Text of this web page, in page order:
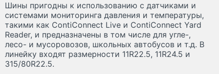
Шины пригодны к использованию с датчиками и
системами мониторинга давления и температуры,
такими как ContiConnect Live и ContiConnect Yard
Reader, и предназначены в том числе для угле-,
лесо- и мусоровозов, школьных автобусов и т.д. В
линейку входят размерности 11R22.5, 11R24.5 и
315/80R22.5.